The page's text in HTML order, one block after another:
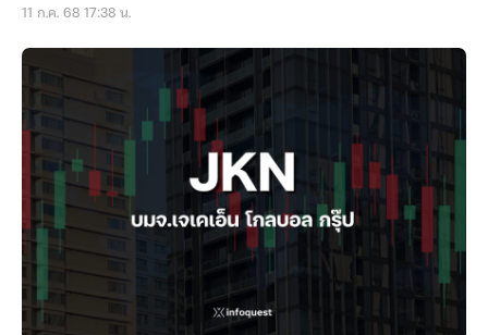
11 ก.ค. 68 17:38 น.